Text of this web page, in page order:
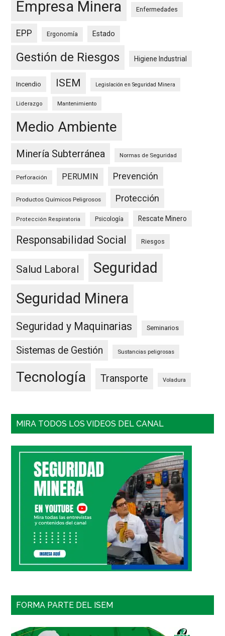
Empresa Minera Enfermedades
EPP Ergonomía Estado
Gestión de Riesgos Higiene Industrial
Incendio ISEM Legislación en Seguridad Minera
Liderazgo Mantenimiento
Medio Ambiente
Minería Subterránea Normas de Seguridad
Perforación PERUMIN Prevención
Productos Químicos Peligrosos Protección
Protección Respiratoria Psicología Rescate Minero
Responsabilidad Social Riesgos
Salud Laboral
Seguridad
Seguridad Minera
Seguridad y Maquinarias Seminarios
Sistemas de Gestión Sustancias peligrosas
Tecnología Transporte Voladura
MIRA TODOS LOS VIDEOS DEL CANAL
FORMA PARTE DEL ISEM